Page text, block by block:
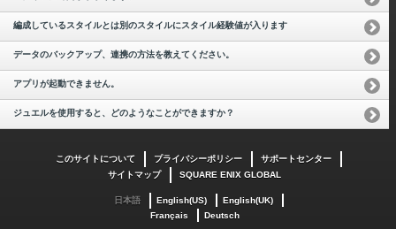
編成しているスタイルとは別のスタイルにスタイル経験値が入ります
データのバックアップ、連携の方法を教えてください。
アプリが起動できません。
ジュエルを使用すると、どのようなことができますか？
このサイトについて プライバシーポリシー
サポートセンター
サイトマップ
SQUARE ENIX GLOBAL
日本語 English(US)
English(UK)
Français
Deutsch